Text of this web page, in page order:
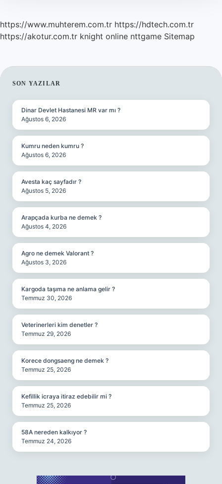
https://www.muhterem.com.tr https://hdtech.com.tr
https://akotur.com.tr knight online nttgame Sitemap
SIDEBAR
SON YAZILAR
Dinar Devlet Hastanesi MR var mı ?
Ağustos 6, 2026
Kumru neden kumru ?
Ağustos 6, 2026
Avesta kaç sayfadır ?
Ağustos 5, 2026
Arapçada kurba ne demek ?
Ağustos 4, 2026
Agro ne demek Valorant ?
Ağustos 3, 2026
Kargoda taşıma ne anlama gelir ?
Temmuz 30, 2026
Veterinerleri kim denetler ?
Temmuz 29, 2026
Korece dongsaeng ne demek ?
Temmuz 25, 2026
Kefillik icraya itiraz edebilir mi ?
Temmuz 25, 2026
58A nereden kalkıyor ?
Temmuz 24, 2026